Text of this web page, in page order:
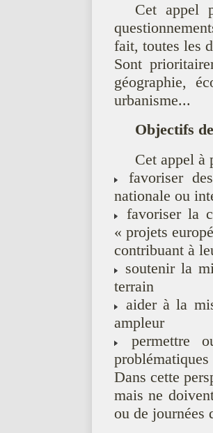
Cet appel
fait, toutes les
Sont
géographie,
urbanisme...
Objectifs
Cet appel à
favoriser
nationale ou
favoriser la
« projets
contribuant à
soutenir la
terrain
aider à la
ampleur
permettre
problématiques
Dans cette
mais ne
ou de journées